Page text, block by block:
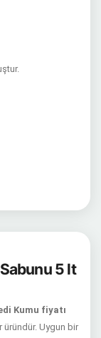
5 lt
Kumu fiyatı
Uygun bir